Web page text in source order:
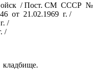
/ Пост. СМ СССР №
от 21.02.1969 г. /
/
/